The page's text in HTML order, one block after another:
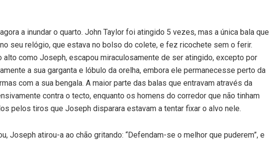
a inundar o quarto. John Taylor foi atingido 5 vezes, mas a única bala que
seu relógio, que estava no bolso do colete, e fez ricochete sem o ferir.
alto como Joseph, escapou miraculosamente de ser atingido, excepto por
a sua garganta e lóbulo da orelha, embora ele permanecesse perto da
com a sua bengala. A maior parte das balas que entravam através da
contra o tecto, enquanto os homens do corredor que não tinham
pelos tiros que Joseph disparara estavam a tentar fixar o alvo nele.
Joseph atirou-a ao chão gritando: “Defendam-se o melhor que puderem”, e